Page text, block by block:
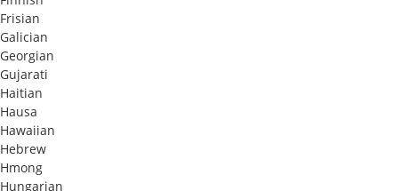
Frisian
Galician
Georgian
Gujarati
Haitian
Hausa
Hawaiian
Hebrew
Hmong
Hungarian